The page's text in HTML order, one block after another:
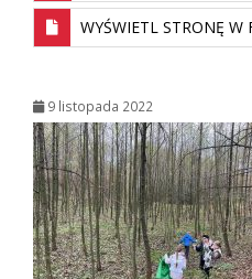
WYŚWIETL STRONĘ W
9 listopada 2022